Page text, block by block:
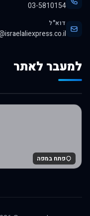
03-5810154
דוא"ל
למעבר לאתר
לרכישה באלי אקספרס
פתח במפה